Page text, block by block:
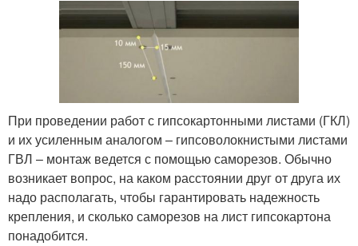
При проведении работ с гипсокартонными листами (ГКЛ)
и их усиленным аналогом – гипсоволокнистыми листами
ГВЛ – монтаж ведется с помощью саморезов. Обычно
возникает вопрос, на каком расстоянии друг от друга их
надо располагать, чтобы гарантировать надежность
крепления, и сколько саморезов на лист гипсокартона
понадобится.